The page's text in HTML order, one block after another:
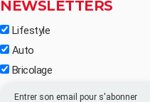
NEWSLETTERS
Lifestyle
Auto
Bricolage